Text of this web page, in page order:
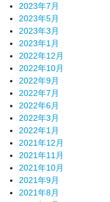
2023年7月
2023年5月
2023年3月
2023年1月
2022年12月
2022年10月
2022年9月
2022年7月
2022年6月
2022年3月
2022年1月
2021年12月
2021年11月
2021年10月
2021年9月
2021年8月